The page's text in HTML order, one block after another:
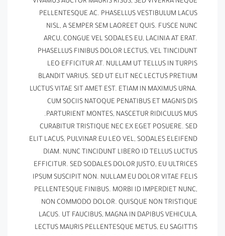
PELLENTESQUE AC. PHASELLUS VESTIBULUM LACUS
NISL, A SEMPER SEM LAOREET QUIS. FUSCE NUNC
ARCU, CONGUE VEL SODALES EU, LACINIA AT ERAT.
PHASELLUS FINIBUS DOLOR LECTUS, VEL TINCIDUNT
LEO EFFICITUR AT. NULLAM UT TELLUS IN TURPIS
BLANDIT VARIUS. SED UT ELIT NEC LECTUS PRETIUM
LUCTUS VITAE SIT AMET EST. ETIAM IN MAXIMUS URNA.
CUM SOCIIS NATOQUE PENATIBUS ET MAGNIS DIS
PARTURIENT MONTES, NASCETUR RIDICULUS MUS.
CURABITUR TRISTIQUE NEC EX EGET POSUERE. SED
ELIT LACUS, PULVINAR EU LEO VEL, SODALES ELEIFEND
DIAM. NUNC TINCIDUNT LIBERO ID TELLUS LUCTUS
EFFICITUR. SED SODALES DOLOR JUSTO, EU ULTRICES
IPSUM SUSCIPIT NON. NULLAM EU DOLOR VITAE FELIS
PELLENTESQUE FINIBUS. MORBI ID IMPERDIET NUNC,
NON COMMODO DOLOR. QUISQUE NON TRISTIQUE
LACUS. UT FAUCIBUS, MAGNA IN DAPIBUS VEHICULA,
LECTUS MAURIS PELLENTESQUE METUS, EU SAGITTIS